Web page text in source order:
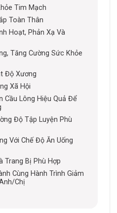
Tim Mạch
Toàn Thân
Hoạt, Phản Xạ Và
Tăng Cường Sức Khỏe
Độ Xương
Xã Hội
Cầu Lông Hiệu Quả Để
Độ Tập Luyện Phù
Với Chế Độ Ăn Uống
Trang Bị Phù Hợp
Cùng Hành Trình Giảm
Chị